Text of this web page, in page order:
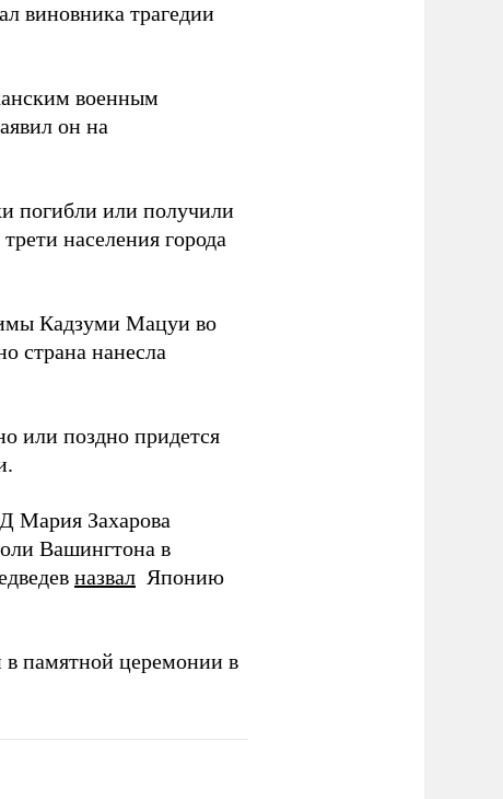
виновника трагедии
военным
он на
погибли или получили
населения города
Кадзуми Мацуи во
страна нанесла
или поздно придется
Мария Захарова
Вашингтона в
назвал Японию
в памятной церемонии в